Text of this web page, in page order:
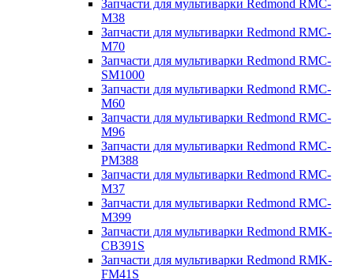
Запчасти для мультиварки Redmond RMC-
M38
Запчасти для мультиварки Redmond RMC-
M70
Запчасти для мультиварки Redmond RMC-
SM1000
Запчасти для мультиварки Redmond RMC-
M60
Запчасти для мультиварки Redmond RMC-
M96
Запчасти для мультиварки Redmond RMC-
PM388
Запчасти для мультиварки Redmond RMC-
M37
Запчасти для мультиварки Redmond RMC-
M399
Запчасти для мультиварки Redmond RMK-
CB391S
Запчасти для мультиварки Redmond RMK-
FM41S